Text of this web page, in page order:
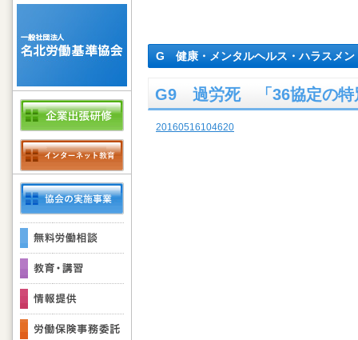
G 健康・メンタルヘルス・ハラスメン
G9 過労死 「36協定の特
20160516104620